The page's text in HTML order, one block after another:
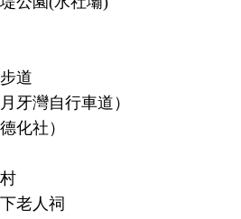
道
牙灣自行車道）
化社）
老人祠